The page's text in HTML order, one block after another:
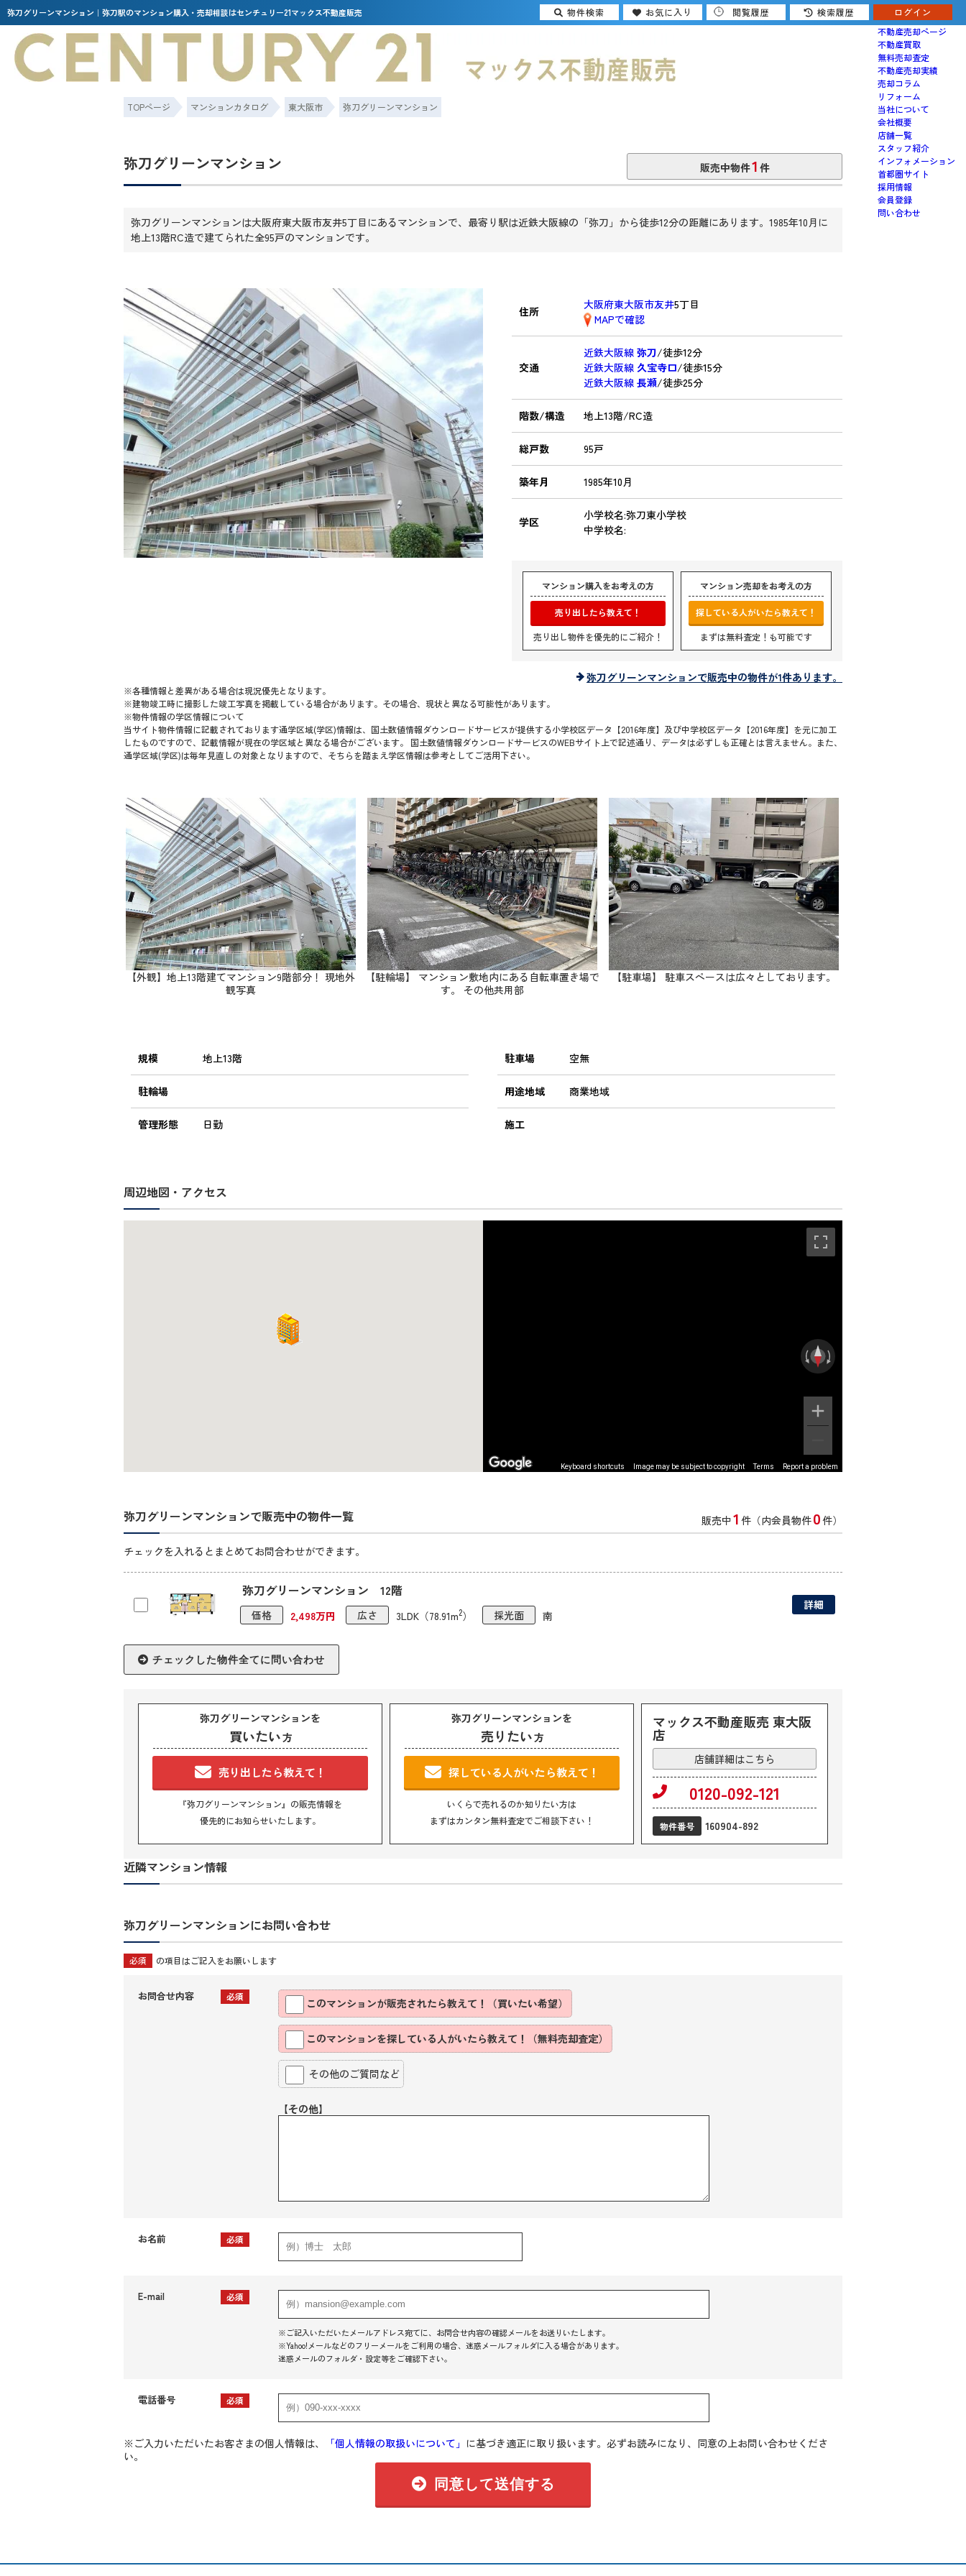
弥刀グリーンマンション｜弥刀駅のマンション購入・売却相談はセンチュリー21マックス不動産販売
売りたい
不動産売却ページ
不動産買取
無料売却査定
不動産売却実績
売却コラム
リフォーム
当社について
会社概要
店舗一覧
スタッフ紹介
インフォメーション
首都圏サイト
採用情報
会員登録
問い合わせ
TOPページ マンションカタログ 東大阪市 弥刀グリーンマンション
弥刀グリーンマンション 販売中物件1 件
弥刀グリーンマンションは大阪府東大阪市友井5丁目にあるマンションで、最寄り駅は近鉄大阪線の「弥刀」から徒歩12分の距離にあります。1985年10月に
地上13階RC造で建てられた全95戸のマンションです。
住所 大阪府東大阪市友井5丁目
MAPで確認
交通
近鉄大阪線 弥刀/徒歩12分
近鉄大阪線 久宝寺口/徒歩15分
近鉄大阪線 長瀬/徒歩25分
階数/構造 地上13階/RC造
総戸数 95戸
築年月 1985年10月
学区
小学校名:弥刀東小学校
中学校名:
マンション購入をお考えの方
売り出したら教えて！
売り出し物件を優先的にご紹介！
マンション売却をお考えの方
探している人がいたら教えて！
まずは無料査定！も可能です
弥刀グリーンマンションで販売中の物件が1件あります。
※各種情報と差異がある場合は現況優先となります。
※建物竣工時に撮影した竣工写真を掲載している場合があります。その場合、現状と異なる可能性があります。
※物件情報の学区情報について
当サイト物件情報に記載されております通学区域(学区)情報は、国土数値情報ダウンロードサービスが提供する小学校区データ【2016年度】及び中学校区データ【2016年度】を元に加工
したものですので、記載情報が現在の学区域と異なる場合がございます。 国土数値情報ダウンロードサービスのWEBサイト上で記述通り、データは必ずしも正確とは言えません。また、
通学区域(学区)は毎年見直しの対象となりますので、そちらを踏まえ学区情報は参考としてご活用下さい。
【外観】地上13階建てマンション9階部分！ 現地外
観写真
【駐輪場】 マンション敷地内にある自転車置き場で
す。 その他共用部
【駐車場】 駐車スペースは広々としております。
規模 地上13階
駐輪場
管理形態 日勤
駐車場 空無
用途地域 商業地域
施工
周辺地図・アクセス
Keyboard shortcuts Image may be subject to copyright Terms Report a problem
弥刀グリーンマンションで販売中の物件一覧 販売中1 件（内会員物件0件）
チェックを入れるとまとめてお問合わせができます。
弥刀グリーンマンション 12階
価格 2,498万円 広さ 3LDK（78.91m2） 採光面 南
詳細
弥刀グリーンマンションを
買いたい方
売り出したら教えて！
『弥刀グリーンマンション』の販売情報を
優先的にお知らせいたします。
弥刀グリーンマンションを
売りたい方
探している人がいたら教えて！
いくらで売れるのか知りたい方は
まずはカンタン無料査定でご相談下さい！
マックス不動産販売 東大阪
店
店舗詳細はこちら
0120-092-121
物件番号 160904-892
近隣マンション情報
弥刀グリーンマンションにお問い合わせ
必須 の項目はご記入をお願いします
お問合せ内容 必須 このマンションが販売されたら教えて！（買いたい希望）
このマンションを探している人がいたら教えて！（無料売却査定）
その他のご質問など
【その他】
お名前 必須
E-mail 必須
※ご記入いただいたメールアドレス宛てに、お問合せ内容の確認メールをお送りいたします。
※Yahoo!メールなどのフリーメールをご利用の場合、迷惑メールフォルダに入る場合があります。
迷惑メールのフォルダ・設定等をご確認下さい。
電話番号 必須
※ご入力いただいたお客さまの個人情報は、 「個人情報の取扱いについて」 に基づき適正に取り扱います。必ずお読みになり、同意の上お問い合わせくださ
い。
同意して送信する
物件検索 お気に入り 閲覧履歴 検索履歴 ログイン